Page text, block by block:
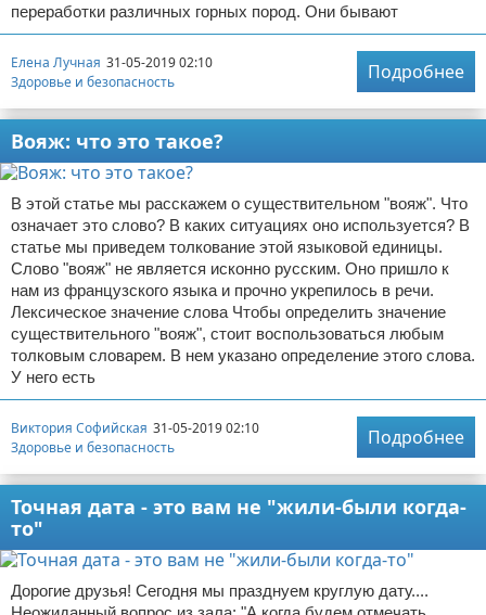
переработки различных горных пород. Они бывают
Елена Лучная 31-05-2019 02:10
Здоровье и безопасность
Подробнее
Вояж: что это такое?
В этой статье мы расскажем о существительном "вояж". Что
означает это слово? В каких ситуациях оно используется? В
статье мы приведем толкование этой языковой единицы.
Слово "вояж" не является исконно русским. Оно пришло к
нам из французского языка и прочно укрепилось в речи.
Лексическое значение слова Чтобы определить значение
существительного "вояж", стоит воспользоваться любым
толковым словарем. В нем указано определение этого слова.
У него есть
Виктория Софийская 31-05-2019 02:10
Здоровье и безопасность
Подробнее
Точная дата - это вам не "жили-были когда-
то"
Дорогие друзья! Сегодня мы празднуем круглую дату....